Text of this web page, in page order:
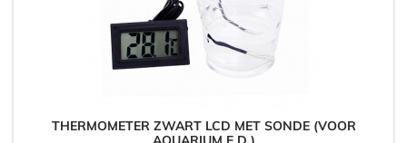
THERMOMETER ZWART LCD MET SONDE (VOOR